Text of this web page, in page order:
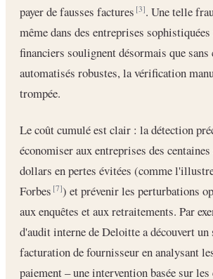
payer de fausses factures[3]. Une telle
même dans des entreprises
financiers soulignent désormais que sans
automatisés robustes, la vérification
trompée.
Le coût cumulé est clair : la détection
économiser aux entreprises des
dollars en pertes évitées (comme
Forbes[7]) et prévenir les perturbations
aux enquêtes et aux retraitements. Par
d'audit interne de Deloitte a découvert un
facturation de fournisseur en analysant
paiement – une intervention basée sur les